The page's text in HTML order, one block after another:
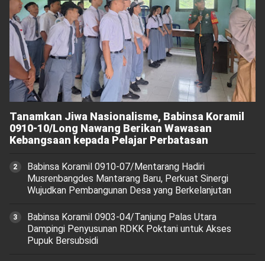
Tanamkan Jiwa Nasionalisme, Babinsa Koramil
0910-10/Long Nawang Berikan Wawasan
Kebangsaan kepada Pelajar Perbatasan
Babinsa Koramil 0910-07/Mentarang Hadiri
Musrenbangdes Mantarang Baru, Perkuat Sinergi
Wujudkan Pembangunan Desa yang Berkelanjutan
‎Babinsa Koramil 0903-04/Tanjung Palas Utara
Dampingi Penyusunan RDKK Poktani untuk Akses
Pupuk Bersubsidi